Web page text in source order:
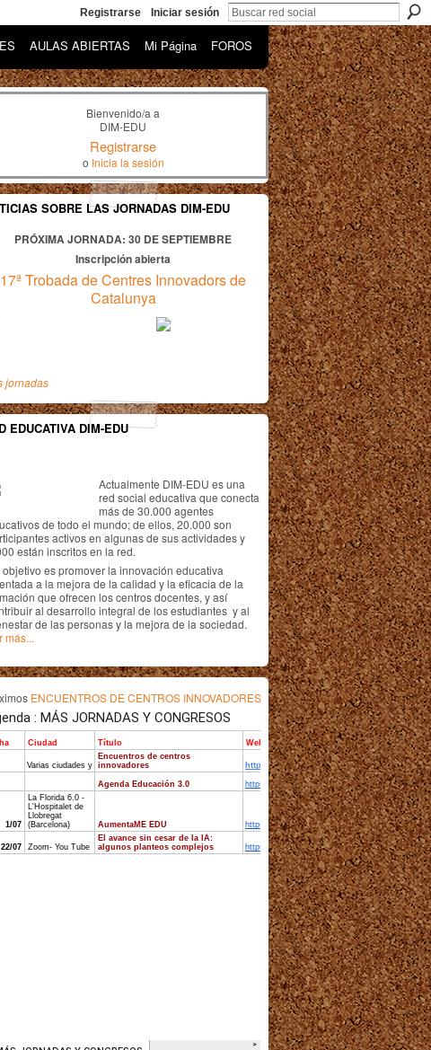
Registrarse Iniciar sesión
AULAS ABIERTAS Mi Página FOROS
Bienvenido/a a
DIM-EDU
Registrarse
o Inicia la sesión
SOBRE LAS JORNADAS DIM-EDU
PRÓXIMA JORNADA: 30 DE SEPTIEMBRE
Inscripción abierta
17ª Trobada de Centres Innovadors de
Catalunya
jornadas
EDUCATIVA DIM-EDU
Actualmente DIM-EDU es una
red social educativa que conecta
más de 30.000 agentes
de todo el mundo; de ellos, 20.000 son
activos en algunas de sus actividades y
están inscritos en la red.
objetivo es promover la innovación educativa
a la mejora de la calidad y la eficacia de la
que ofrecen los centros docentes, y así
al desarrollo integral de los estudiantes y al
de las personas y la mejora de la sociedad.
más...
ENCUENTROS DE CENTROS INNOVADORES